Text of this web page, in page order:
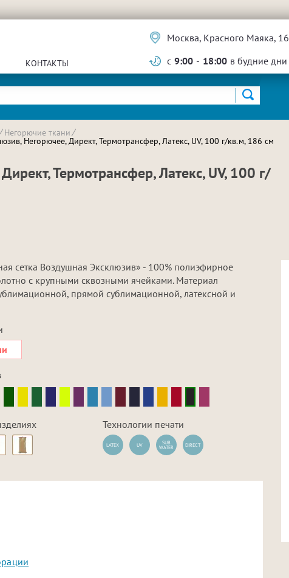
КОНТАКТЫ
Москва, Красного Маяка, 16
с 9:00 - 18:00 в будние дни
Негорючие ткани
Негорючее, Директ, Термотрансфер, Латекс, UV, 100 г/кв.м, 186 см
Термотрансфер, Латекс, UV, 100 г/
сетка Воздушная Эксклюзив» - 100% полиэфирное
с крупными сквозными ячейками. Материал
прямой сублимационной, латексной и
Технологии печати
LATEX UV
SUB
WATER
DIRECT